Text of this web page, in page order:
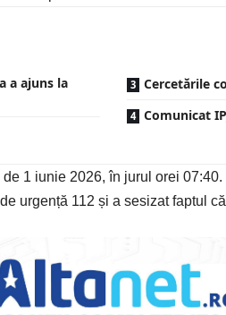
a ajuns la
Cercetările
Comunicat
1 iunie 2026, în jurul orei
urgență 112 și a sesizat faptul